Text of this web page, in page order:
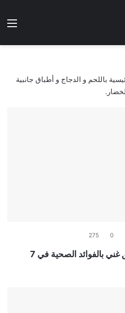
الوضع
باللحم و الدجاج و أطباق جانبية
0
275
سلطة الأرز بالخضار طبق غني بالفوائد الصحية في 7